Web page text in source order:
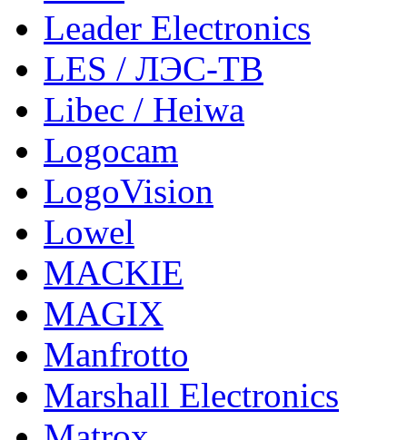
Leader Electronics
LES / ЛЭС-ТВ
Libec / Heiwa
Logocam
LogoVision
Lowel
MACKIE
MAGIX
Manfrotto
Marshall Electronics